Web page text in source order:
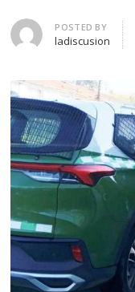
Author
POSTED BY
ladiscusion